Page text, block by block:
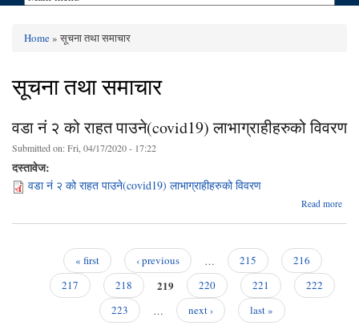
You are here
Home» सूचना तथा समाचार
सूचना तथा समाचार
वडा नं २ को राहत पाउने(covid19) लाभाग्राहीहरुको विवरण
Submitted on:Fri, 04/17/2020 - 17:22
दस्तावेज:
वडा नं २ को राहत पाउने(covid19) लाभाग्राहीहरुको विवरण
Read more
« first ‹ previous … 215
216
217
218 219 220 221
222
223
… next › last »